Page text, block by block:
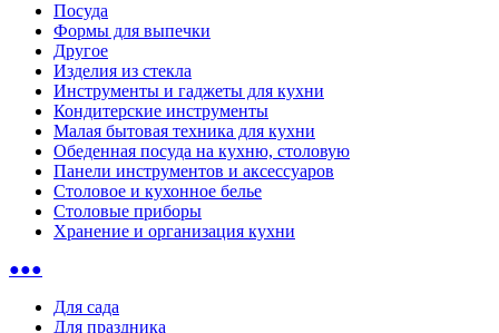
Посуда
Формы для выпечки
Другое
Изделия из стекла
Инструменты и гаджеты для кухни
Кондитерские инструменты
Малая бытовая техника для кухни
Обеденная посуда на кухню, столовую
Панели инструментов и аксессуаров
Столовое и кухонное белье
Столовые приборы
Хранение и организация кухни
●●●
Для сада
Для праздника